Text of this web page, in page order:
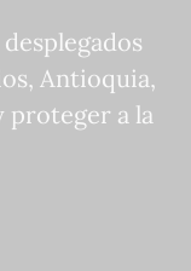
Antioquia,
proteger a la